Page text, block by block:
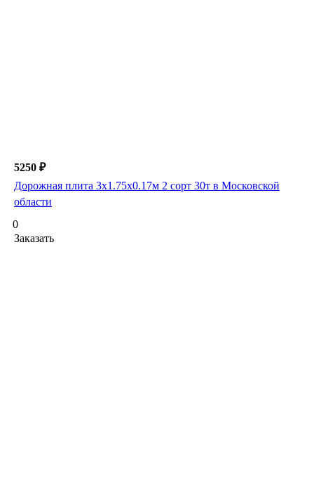
5250 ₽
Дорожная плита 3х1.75х0.17м 2 сорт 30т в Московской
области
0
Заказать